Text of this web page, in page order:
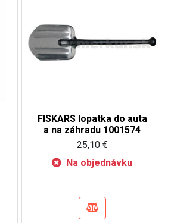
FISKARS lopatka do auta
a na záhradu 1001574
25,10 €
Na objednávku